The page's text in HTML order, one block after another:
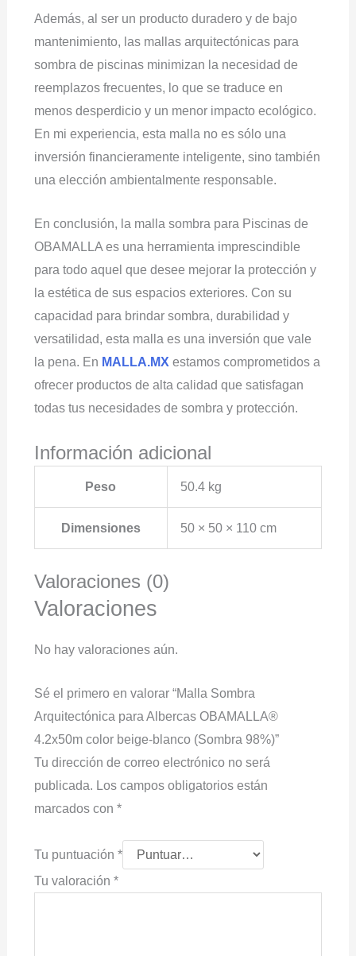
Además, al ser un producto duradero y de bajo
mantenimiento, las mallas arquitectónicas para
sombra de piscinas minimizan la necesidad de
reemplazos frecuentes, lo que se traduce en
menos desperdicio y un menor impacto ecológico.
En mi experiencia, esta malla no es sólo una
inversión financieramente inteligente, sino también
una elección ambientalmente responsable.
En conclusión, la malla sombra para Piscinas de
OBAMALLA es una herramienta imprescindible
para todo aquel que desee mejorar la protección y
la estética de sus espacios exteriores. Con su
capacidad para brindar sombra, durabilidad y
versatilidad, esta malla es una inversión que vale
la pena. En MALLA.MX estamos comprometidos a
ofrecer productos de alta calidad que satisfagan
todas tus necesidades de sombra y protección.
Información adicional
Peso 50.4 kg
Dimensiones 50 × 50 × 110 cm
Valoraciones (0)
Valoraciones
No hay valoraciones aún.
Sé el primero en valorar “Malla Sombra
Arquitectónica para Albercas OBAMALLA®
4.2x50m color beige-blanco (Sombra 98%)”
Tu dirección de correo electrónico no será
publicada. Los campos obligatorios están
marcados con *
Tu puntuación *
Tu valoración *